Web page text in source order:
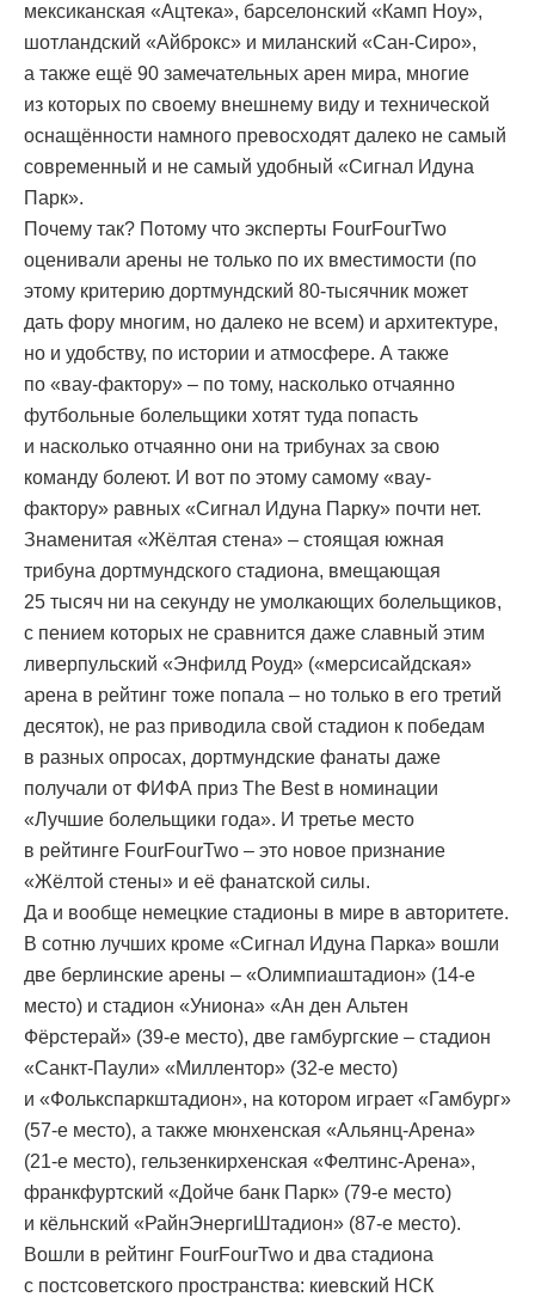
мексиканская «Ацтека», барселонский «Камп Ноу»,
шотландский «Айброкс» и миланский «Сан-Сиро»,
а также ещё 90 замечательных арен мира, многие
из которых по своему внешнему виду и технической
оснащённости намного превосходят далеко не самый
современный и не самый удобный «Сигнал Идуна
Парк».
Почему так? Потому что эксперты FourFourTwo
оценивали арены не только по их вместимости (по
этому критерию дортмундский 80-тысячник может
дать фору многим, но далеко не всем) и архитектуре,
но и удобству, по истории и атмосфере. А также
по «вау-фактору» – по тому, насколько отчаянно
футбольные болельщики хотят туда попасть
и насколько отчаянно они на трибунах за свою
команду болеют. И вот по этому самому «вау-
фактору» равных «Сигнал Идуна Парку» почти нет.
Знаменитая «Жёлтая стена» – стоящая южная
трибуна дортмундского стадиона, вмещающая
25 тысяч ни на секунду не умолкающих болельщиков,
с пением которых не сравнится даже славный этим
ливерпульский «Энфилд Роуд» («мерсисайдская»
арена в рейтинг тоже попала – но только в его третий
десяток), не раз приводила свой стадион к победам
в разных опросах, дортмундские фанаты даже
получали от ФИФА приз The Best в номинации
«Лучшие болельщики года». И третье место
в рейтинге FourFourTwo – это новое признание
«Жёлтой стены» и её фанатской силы.
Да и вообще немецкие стадионы в мире в авторитете.
В сотню лучших кроме «Сигнал Идуна Парка» вошли
две берлинские арены – «Олимпиаштадион» (14-е
место) и стадион «Униона» «Ан ден Альтен
Фёрстерай» (39-е место), две гамбургские – стадион
«Санкт-Паули» «Миллентор» (32-е место)
и «Фолькспаркштадион», на котором играет «Гамбург»
(57-е место), а также мюнхенская «Альянц-Арена»
(21-е место), гельзенкирхенская «Фелтинс-Арена»,
франкфуртский «Дойче банк Парк» (79-е место)
и кёльнский «РайнЭнергиШтадион» (87-е место).
Вошли в рейтинг FourFourTwo и два стадиона
с постсоветского пространства: киевский НСК